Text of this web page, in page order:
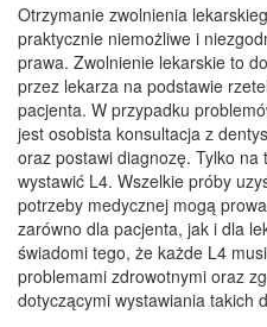
Otrzymanie zwolnienia
praktycznie niemożliwe i
prawa. Zwolnienie lekarskie to
przez lekarza na podstawie
pacjenta. W przypadku
jest osobista konsultacja z
oraz postawi diagnozę. Tylko
wystawić L4. Wszelkie próby
potrzeby medycznej mogą
zarówno dla pacjenta, jak i dla
świadomi tego, że każde L4
problemami zdrowotnymi oraz
dotyczącymi wystawiania takich